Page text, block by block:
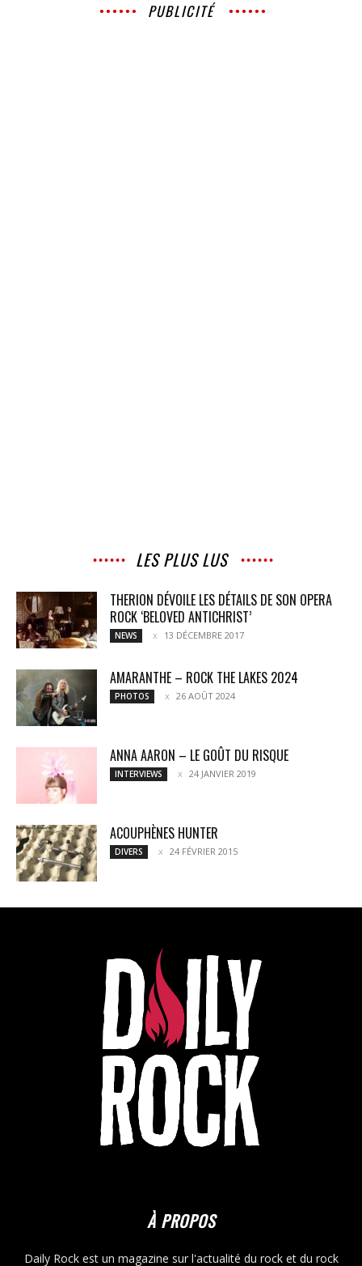
PUBLICITÉ
LES PLUS LUS
THERION DÉVOILE LES DÉTAILS DE SON OPERA
ROCK ‘BELOVED ANTICHRIST’
NEWS 13 DÉCEMBRE 2017
AMARANTHE – ROCK THE LAKES 2024
PHOTOS 26 AOÛT 2024
ANNA AARON – LE GOÛT DU RISQUE
INTERVIEWS 24 JANVIER 2019
ACOUPHÈNES HUNTER
DIVERS 24 FÉVRIER 2015
À PROPOS
Daily Rock est un magazine sur l'actualité du rock et du rock